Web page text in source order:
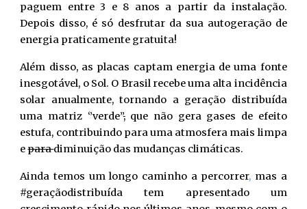
paguem entre 3 e 8 anos a partir da instalação.
Depois disso, é só desfrutar da sua autogeração de
energia praticamente gratuita!
Além disso, as placas captam energia de uma fonte
inesgotável, o Sol. O Brasil recebe uma alta incidência
solar anualmente, tornando a geração distribuída
uma matriz ‘’verde’’,que não gera gases de efeito
estufa, contribuindo para uma atmosfera mais limpa
eparadiminuição das mudanças climáticas.
Ainda temos um longo caminho a percorrer, mas a
#geraçãodistribuída tem apresentado um